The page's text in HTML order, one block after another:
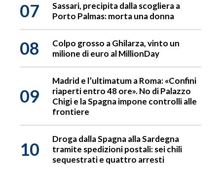
07
Sassari, precipita dalla scogliera a
Porto Palmas: morta una donna
08
Colpo grosso a Ghilarza, vinto un
milione di euro al MillionDay
09
Madrid e l’ultimatum a Roma: «Confini
riaperti entro 48 ore». No di Palazzo
Chigi e la Spagna impone controlli alle
frontiere
10
Droga dalla Spagna alla Sardegna
tramite spedizioni postali: sei chili
sequestrati e quattro arresti